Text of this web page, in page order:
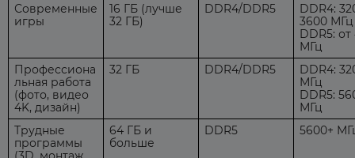
Современные
игры
16 ГБ (лучше
32 ГБ)
DDR4/DDR5
DDR4:
3600 МГц
DDR5:
МГц
Профессиона
льная работа
(фото, видео
4K, дизайн)
32 ГБ DDR4/DDR5
DDR4:
МГц
DDR5:
МГц
Трудные
программы
64 ГБ и
больше
DDR5 5600+